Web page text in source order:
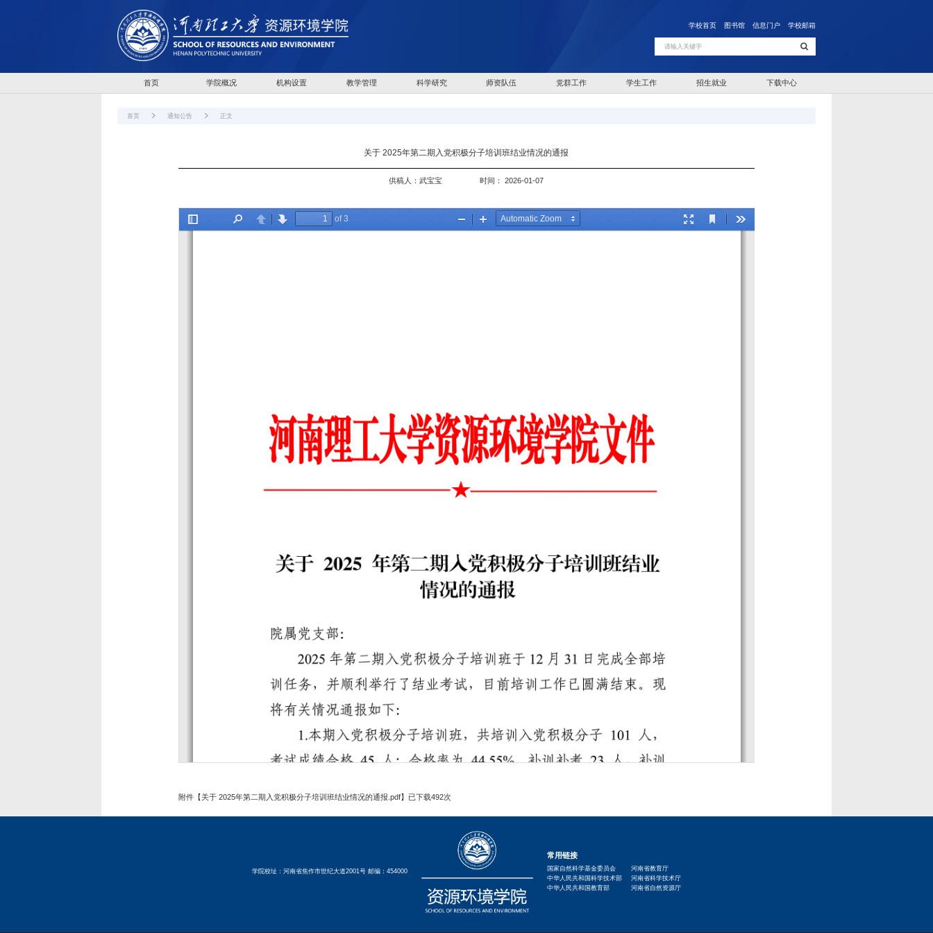
学校首页 图书馆 信息门户 学校邮箱
首页 学院概况 机构设置 教学管理 科学研究 师资队伍 党群工作 学生工作 招生就业 下载中心
首页 通知公告 正文
关于 2025年第二期入党积极分子培训班结业情况的通报
供稿人：武宝宝 时间： 2026-01-07
附件【 关于 2025年第二期入党积极分子培训班结业情况的通报.pdf】已下载492次
学院校址：河南省焦作市世纪大道2001号 邮编：454000
常用链接
国家自然科学基金委员会
中华人民共和国科学技术部
中华人民共和国教育部
河南省教育厅
河南省科学技术厅
河南省自然资源厅